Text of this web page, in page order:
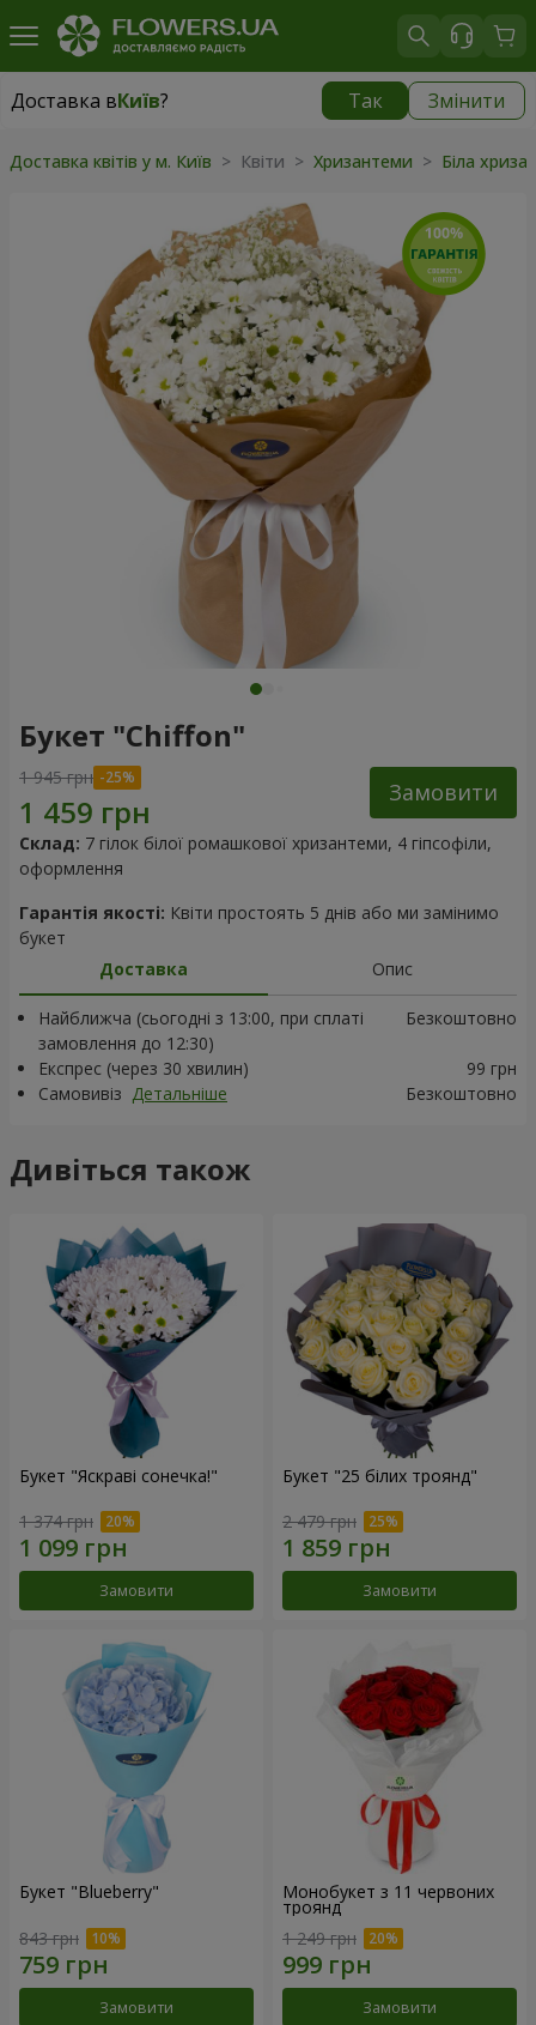
Доставка вКиїв? Так Змінити
Доставка вКиїв
Доставка квітів у м. Київ > Квіти > Хризантеми > Біла
Букет "Chiffon"
1 945 грн
Замовити
Склад: 7 гілок білої ромашкової хризантеми, 4 гіпсофіли,
оформлення
Гарантія якості: Квіти простоять 5 днів або ми замінимо
букет
Доставка
Опис
Найближча (сьогодні з 13:00, при сплаті
замовлення до 12:30)
Безкоштовно
Експрес (через 30 хвилин)
99 грн
Самовивіз Детальніше Безкоштовно
Дивіться також
Букет "Яскраві сонечка!"
1 374 грн
Замовити
Букет "25 білих троянд"
2 479 грн
Замовити
Букет "Blueberry"
843 грн
Замовити
Монобукет з 11 червоних
троянд
1 249 грн
Замовити